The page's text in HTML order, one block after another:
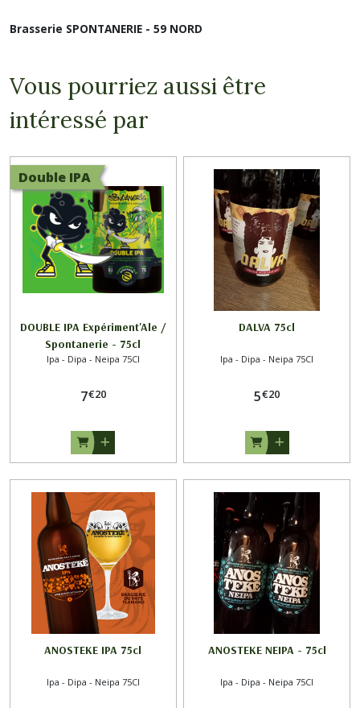
Brasserie SPONTANERIE - 59 NORD
Vous pourriez aussi être
intéressé par
Double IPA
DOUBLE IPA Expériment'Ale /
Spontanerie - 75cl
Ipa - Dipa - Neipa 75Cl
7€20
DALVA 75cl
Ipa - Dipa - Neipa 75Cl
5€20
ANOSTEKE IPA 75cl
Ipa - Dipa - Neipa 75Cl
ANOSTEKE NEIPA - 75cl
Ipa - Dipa - Neipa 75Cl